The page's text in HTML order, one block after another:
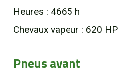
Heures : 4665 h
Chevaux vapeur : 620 HP
Pneus avant